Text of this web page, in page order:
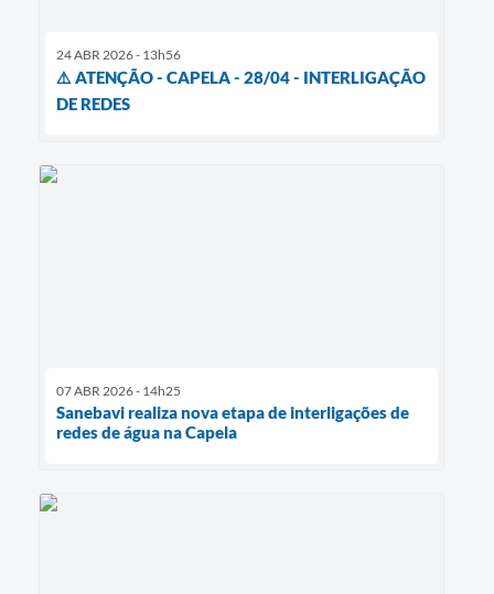
24 ABR 2026 - 13h56
⚠️ ATENÇÃO - CAPELA - 28/04 - INTERLIGAÇÃO
DE REDES
07 ABR 2026 - 14h25
Sanebavi realiza nova etapa de interligações de
redes de água na Capela